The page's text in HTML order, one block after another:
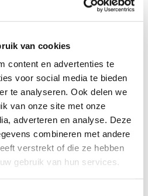
van cookies
content en advertenties te
voor social media te bieden
te analyseren. Ook delen we
van onze site met onze
adverteren en analyse. Deze
combineren met andere
verstrekt of die ze hebben
gebruik van hun services.
nodig? Hier vindt
in uw regio en het
Center voor producten
de